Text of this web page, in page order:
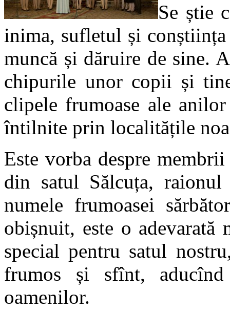
Se știe
inima, sufletul și
muncă și dăruire de sine.
chipurile unor copii și
clipele frumoase ale
întilnite prin localitățile
Este vorba despre
din satul Sălcuța,
numele frumoasei
obișnuit, este o
special pentru satul
frumos și sfînt,
oamenilor.